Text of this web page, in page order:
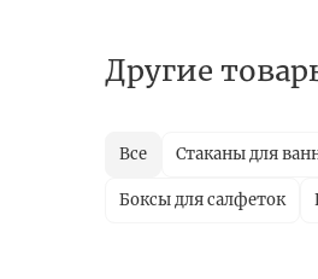
Другие
Все Стаканы для
Боксы для салфеток